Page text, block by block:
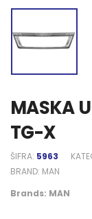
MASKA
TG-X
ŠIFRA: 5963
BRAND: MAN
Brands: MAN